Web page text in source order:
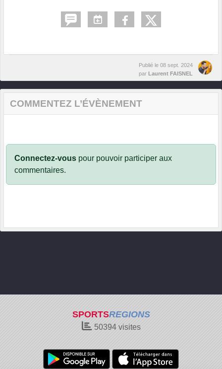
Publié le 08 sept. 2024
par Laurent FAISNEL
COMMENTEZ L’ÉVÈNEMENT
Connectez-vous pour pouvoir participer aux
commentaires.
SPORTSREGIONS
50394visites